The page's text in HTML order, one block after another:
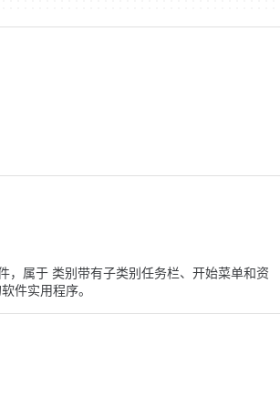
属于 类别带有子类别任务栏、开始菜单和资
件实用程序。